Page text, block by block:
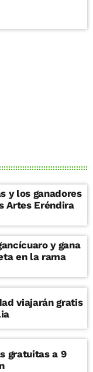
y los ganadores
Artes Eréndira
y gana
en la rama
viajarán gratis
gratuitas a 9